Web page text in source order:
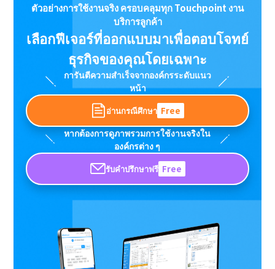
ตัวอย่างการใช้งานจริง ครอบคลุมทุก Touchpoint งาน
บริการลูกค้า
เลือกฟีเจอร์ที่ออกแบบมาเพื่อตอบโจทย์
ธุรกิจของคุณโดยเฉพาะ
การันตีความสำเร็จจากองค์กรระดับแนว
หน้า
อ่านกรณีศึกษา Free
หากต้องการดูภาพรวมการใช้งานจริงใน
องค์กรต่าง ๆ
รับคำปรึกษาฟรี Free